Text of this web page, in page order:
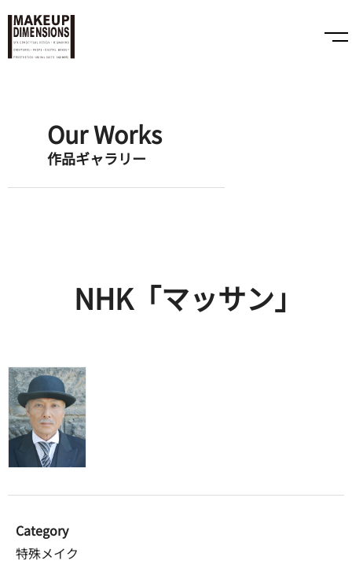
Our Works
作品ギャラリー
NHK「マッサン」
Category
特殊メイク